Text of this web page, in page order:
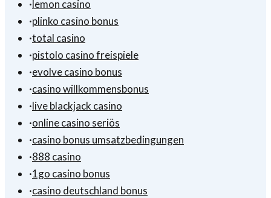
·lemon casino
·plinko casino bonus
·total casino
·pistolo casino freispiele
·evolve casino bonus
·casino willkommensbonus
·live blackjack casino
·online casino seriös
·casino bonus umsatzbedingungen
·888 casino
·1go casino bonus
·casino deutschland bonus